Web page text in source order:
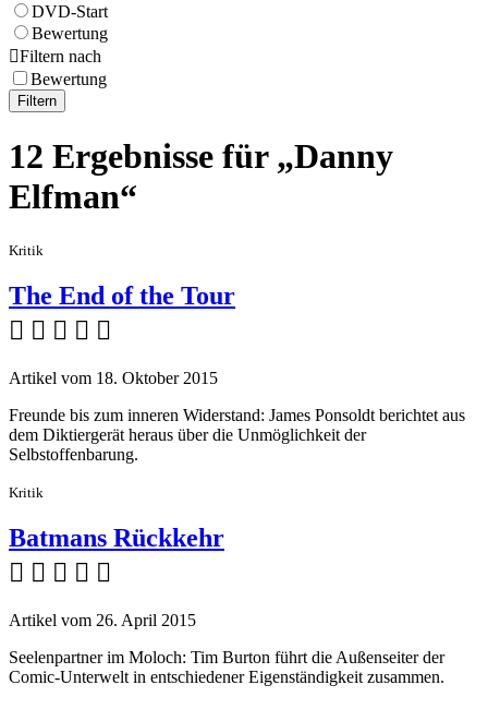
DVD-Start
Bewertung
Filtern nach
Bewertung
Filtern
12 Ergebnisse für „Danny
Elfman“
Kritik
The End of the Tour
    
Artikel vom 18. Oktober 2015
Freunde bis zum inneren Widerstand: James Ponsoldt berichtet aus
dem Diktiergerät heraus über die Unmöglichkeit der
Selbstoffenbarung.
Kritik
Batmans Rückkehr
    
Artikel vom 26. April 2015
Seelenpartner im Moloch: Tim Burton führt die Außenseiter der
Comic-Unterwelt in entschiedener Eigenständigkeit zusammen.